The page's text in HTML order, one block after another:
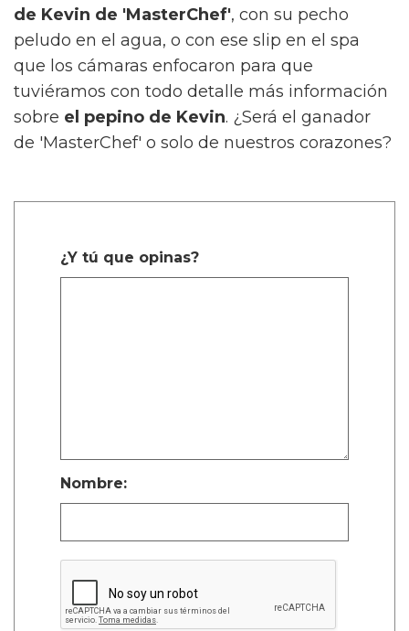
de Kevin de 'MasterChef', con su pecho
peludo en el agua, o con ese slip en el spa
que los cámaras enfocaron para que
tuviéramos con todo detalle más información
sobre el pepino de Kevin. ¿Será el ganador
de 'MasterChef' o solo de nuestros corazones?
¿Y tú que opinas?
Nombre: